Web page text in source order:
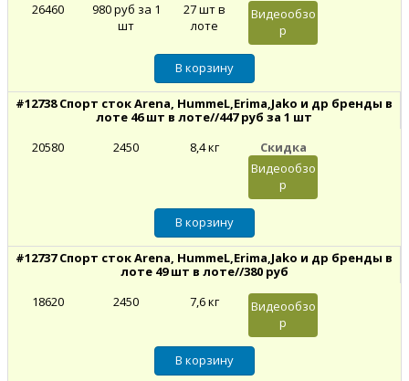
26460
980 руб за 1
шт
27 шт в
лоте
Видеообзо
р
#12738 Спорт сток Arena, HummeL,Erima,Jako и др бренды в
лоте 46 шт в лоте//447 руб за 1 шт
20580
2450 8,4 кг
Скидка
Видеообзо
р
#12737 Спорт сток Arena, HummeL,Erima,Jako и др бренды в
лоте 49 шт в лоте//380 руб
18620
2450 7,6 кг
Видеообзо
р